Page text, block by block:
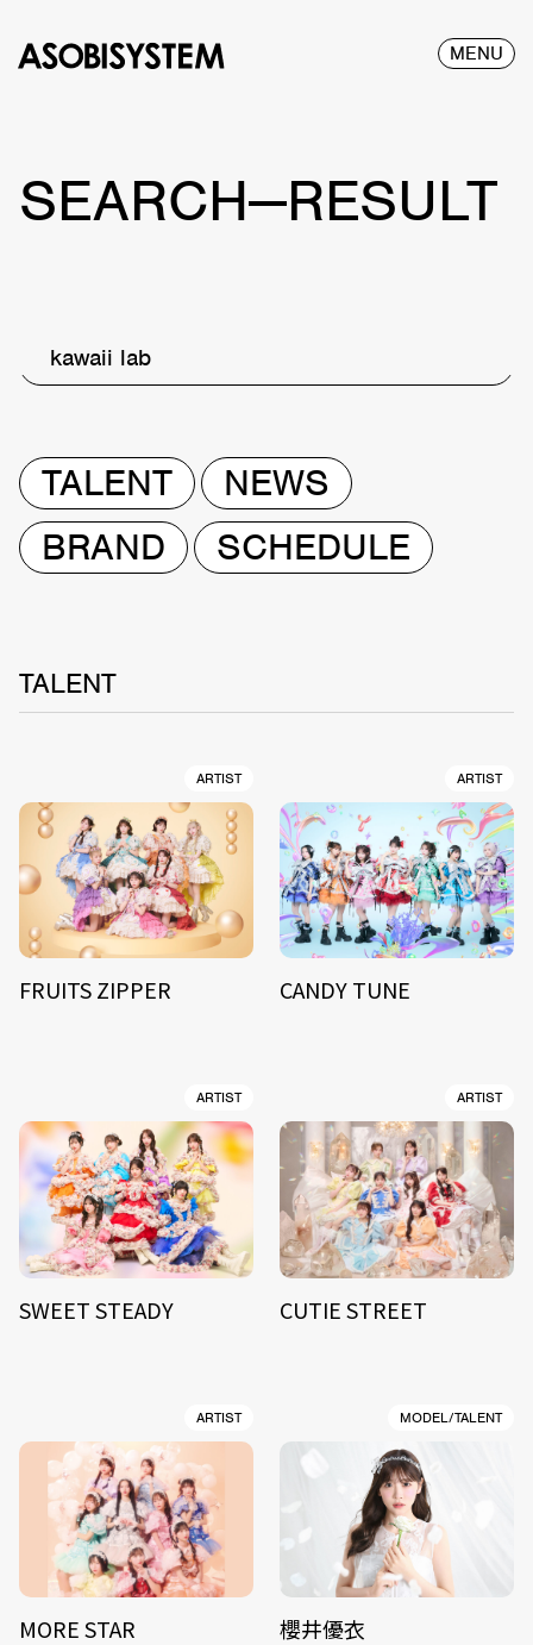
MENU
SEARCH—RESULT
kawaii lab
TALENT
NEWS
BRAND
SCHEDULE
TALENT
ARTIST
FRUITS ZIPPER
ARTIST
CANDY TUNE
ARTIST
SWEET STEADY
ARTIST
CUTIE STREET
ARTIST
MORE STAR
MODEL/TALENT
櫻井優衣